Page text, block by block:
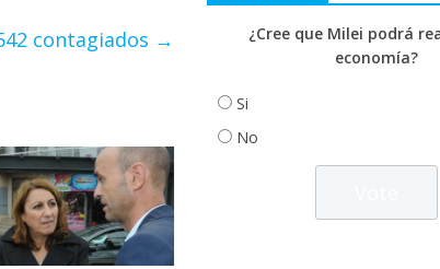
contagiados →
¿Cree que Milei podrá
economía?
Si
No